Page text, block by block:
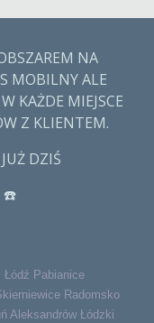
NA
MOBILNY ALE
KAŻDE MIEJSCE
Z KLIENTEM.
DZIŚ
☎️
Łódź Pabianice
Radomsko
Aleksandrów Łódzki